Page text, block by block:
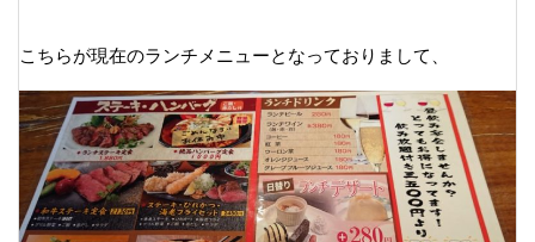
こちらが現在のランチメニューとなっておりまして、